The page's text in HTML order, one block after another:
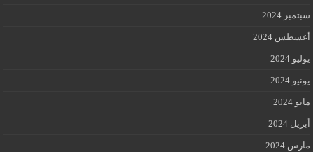
سبتمبر 2024
أغسطس 2024
يوليو 2024
يونيو 2024
مايو 2024
أبريل 2024
مارس 2024